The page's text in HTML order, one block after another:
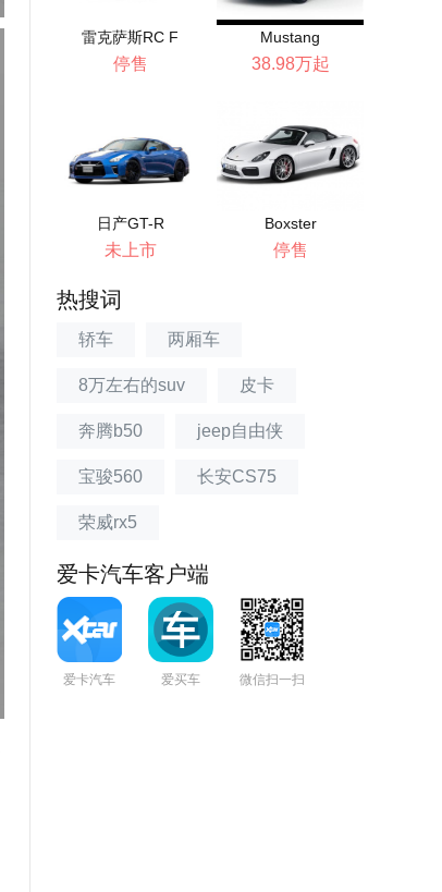
雷克萨斯RC F
停售
Mustang
38.98万起
日产GT-R
未上市
Boxster
停售
热搜词
轿车 两厢车
8万左右的suv 皮卡
奔腾b50 jeep自由侠
宝骏560 长安CS75
荣威rx5
爱卡汽车客户端
爱卡汽车 爱买车 微信扫一扫